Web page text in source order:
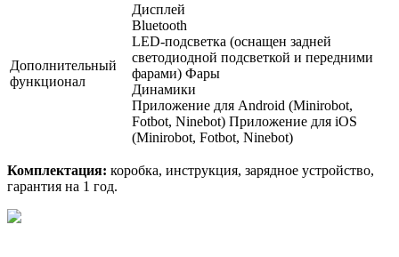
Дополнительный
функционал
Дисплей
Bluetooth
LED-подсветка (оснащен задней
светодиодной подсветкой и передними
фарами) Фары
Динамики
Приложение для Android (Minirobot,
Fotbot, Ninebot) Приложение для iOS
(Minirobot, Fotbot, Ninebot)
Комплектация: коробка, инструкция, зарядное устройство,
гарантия на 1 год.